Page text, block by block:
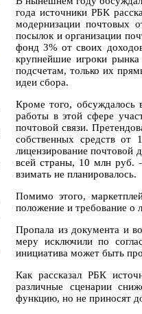
года источники РБК
модернизации почтовых
посылок и организации
фонд 3% от своих
крупнейшие игроки
подсчетам, только их
идеи сбора.
Кроме того, обсуждалось
работы в этой сфере
почтовой связи.
собственных средств
лицензирование почтовой
всей страны, 10 млн
взимать не планировалось.
Помимо этого,
положение и требование о
Пропала из документа и
меру исключили по
инициатива может быть
Как рассказал РБК
различные сценарии
функцию, но не приносят